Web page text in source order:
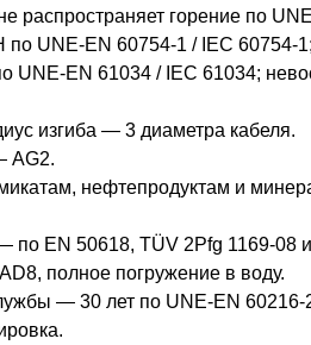
распространяет горение по
по UNE-EN 60754-1 / IEC 60754-
UNE-EN 61034 / IEC 61034;
изгиба — 3 диаметра кабеля.
AG2.
нефтепродуктам и
по EN 50618, TÜV 2Pfg 1169-08
полное погружение в воду.
— 30 лет по UNE-EN 60216-